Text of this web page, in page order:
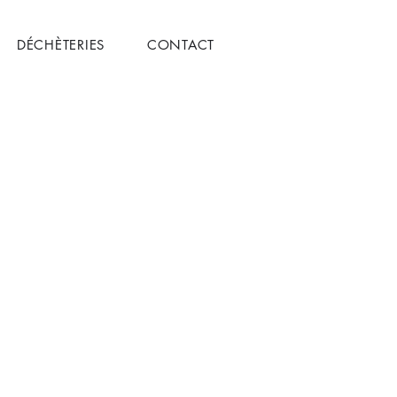
DÉCHÈTERIES CONTACT